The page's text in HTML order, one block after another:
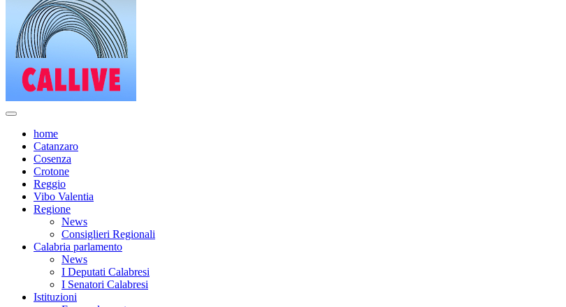
home
Catanzaro
Cosenza
Crotone
Reggio
Vibo Valentia
Regione
News
Consiglieri Regionali
Calabria parlamento
News
I Deputati Calabresi
I Senatori Calabresi
Istituzioni